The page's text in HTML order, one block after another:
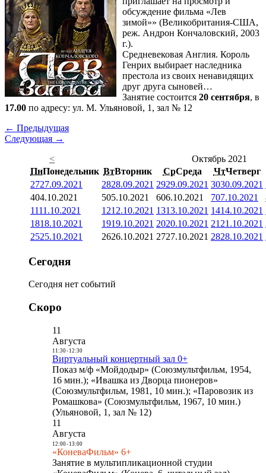
обсуждение фильма «Лев
зимой»» (Великобритания-США,
реж. Андрон Кончаловский, 2003
г.).
Средневековая Англия. Король
Генрих выбирает наследника
престола из своих ненавидящих
друг друга сыновей…
Занятие состоится 20 сентября, в
17.00 по адресу: ул. М. Ульяновой, 1, зал № 12
← Предыдущая
Следующая →
<
Октябрь 2021
ПнПонедельник ВтВторник СрСреда ЧтЧетверг
2727.09.2021 2828.09.2021 2929.09.2021 3030.09.2021
404.10.2021 505.10.2021 606.10.2021 707.10.2021
1111.10.2021 1212.10.2021 1313.10.2021 1414.10.2021
1818.10.2021 1919.10.2021 2020.10.2021 21 21.10.2021
2525.10.2021 2626.10.2021 2727.10.2021 2828.10.2021
Сегодня
Сегодня нет событий
Скоро
11
Августа
11:30- 12:30
Виртуальный концертный зал 0+
Показ м/ф «Мойдодыр» (Союзмультфильм, 1954,
16 мин.); «Ивашка из Дворца пионеров»
(Союзмультфильм, 1981, 10 мин.); «Паровозик из
Ромашкова» (Союзмультфильм, 1967, 10 мин.)
(Ульяновой, 1, зал № 12)
11
Августа
12:00- 13:00
«КоневаФильм» 6+
Занятие в мультипликационной студии